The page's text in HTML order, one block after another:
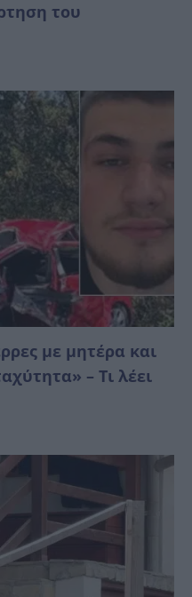
του
με μητέρα και
– Τι λέει